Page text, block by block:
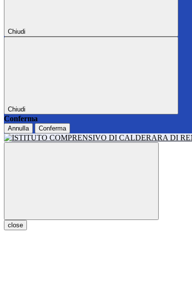
Chiudi
Chiudi
Conferma
Annulla Conferma
close